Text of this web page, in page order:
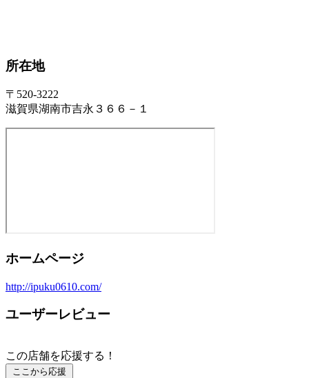
所在地
〒520-3222
滋賀県湖南市吉永３６６－１
ホームページ
http://ipuku0610.com/
ユーザーレビュー
この店舗を応援する！
ここから応援